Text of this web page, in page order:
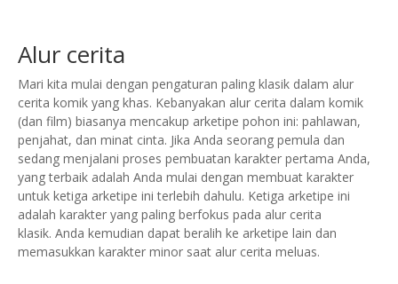
Alur cerita
Mari kita mulai dengan pengaturan paling klasik dalam alur
cerita komik yang khas. Kebanyakan alur cerita dalam komik
(dan film) biasanya mencakup arketipe pohon ini: pahlawan,
penjahat, dan minat cinta. Jika Anda seorang pemula dan
sedang menjalani proses pembuatan karakter pertama Anda,
yang terbaik adalah Anda mulai dengan membuat karakter
untuk ketiga arketipe ini terlebih dahulu. Ketiga arketipe ini
adalah karakter yang paling berfokus pada alur cerita
klasik. Anda kemudian dapat beralih ke arketipe lain dan
memasukkan karakter minor saat alur cerita meluas.